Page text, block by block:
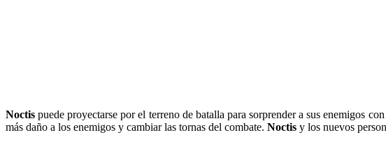
Noctis puede proyectarse por el terreno de batalla para sorprender a sus enemigos
más daño a los enemigos y cambiar las tornas del combate. Noctis y los nuevos